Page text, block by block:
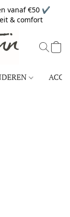
vanaf €50 ✔
& comfort